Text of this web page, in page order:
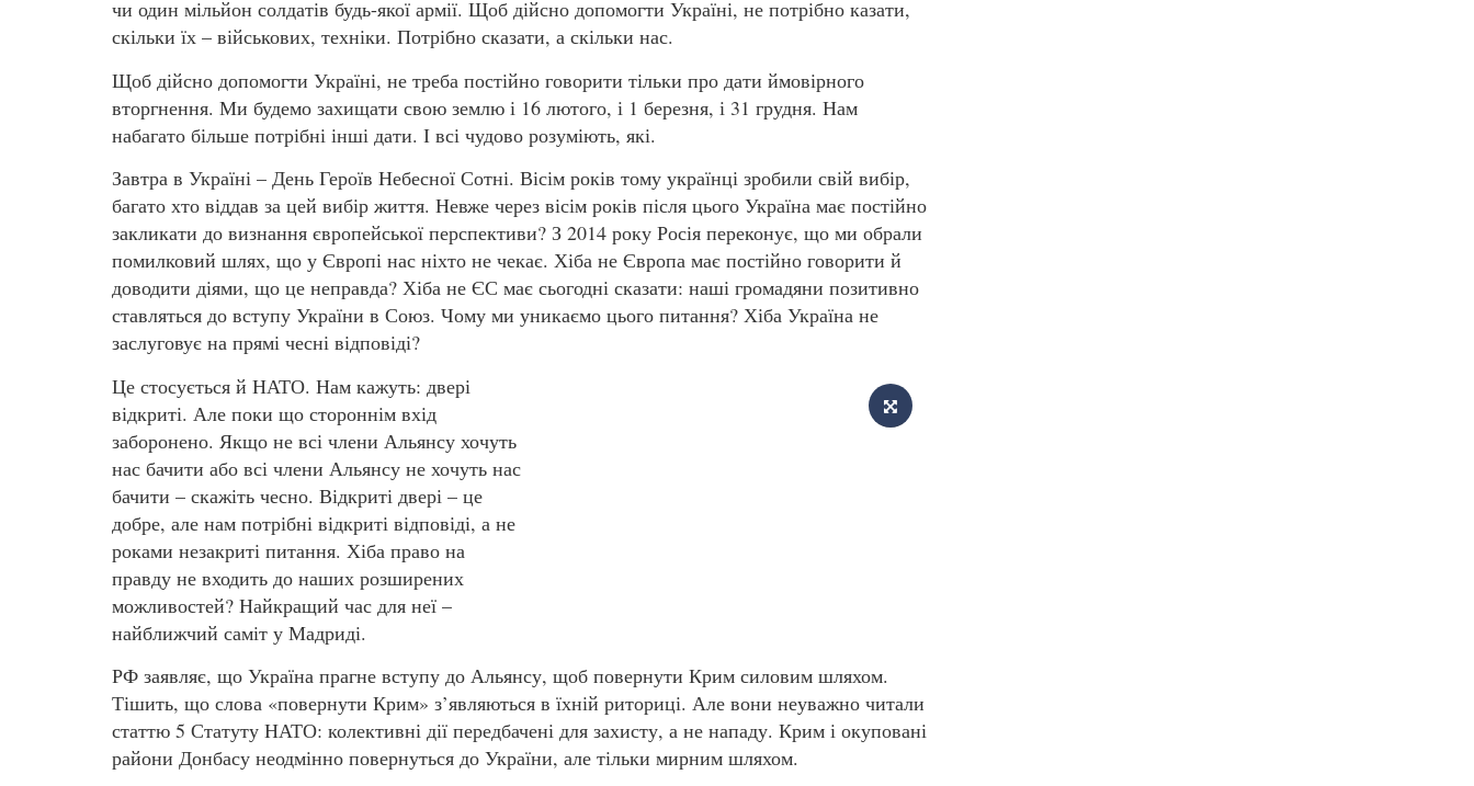
чи один мільйон солдатів будь-якої армії. Щоб дійсно допомогти Україні, не потрібно казати,
скільки їх – військових, техніки. Потрібно сказати, а скільки нас.
Щоб дійсно допомогти Україні, не треба постійно говорити тільки про дати ймовірного
вторгнення. Ми будемо захищати свою землю і 16 лютого, і 1 березня, і 31 грудня. Нам
набагато більше потрібні інші дати. І всі чудово розуміють, які.
Завтра в Україні – День Героїв Небесної Сотні. Вісім років тому українці зробили свій вибір,
багато хто віддав за цей вибір життя. Невже через вісім років після цього Україна має постійно
закликати до визнання європейської перспективи? З 2014 року Росія переконує, що ми обрали
помилковий шлях, що у Європі нас ніхто не чекає. Хіба не Європа має постійно говорити й
доводити діями, що це неправда? Хіба не ЄС має сьогодні сказати: наші громадяни позитивно
ставляться до вступу України в Союз. Чому ми уникаємо цього питання? Хіба Україна не
заслуговує на прямі чесні відповіді?
Це стосується й НАТО. Нам кажуть: двері
відкриті. Але поки що стороннім вхід
заборонено. Якщо не всі члени Альянсу хочуть
нас бачити або всі члени Альянсу не хочуть нас
бачити – скажіть чесно. Відкриті двері – це
добре, але нам потрібні відкриті відповіді, а не
роками незакриті питання. Хіба право на
правду не входить до наших розширених
можливостей? Найкращий час для неї –
найближчий саміт у Мадриді.
РФ заявляє, що Україна прагне вступу до Альянсу, щоб повернути Крим силовим шляхом.
Тішить, що слова «повернути Крим» з’являються в їхній риториці. Але вони неуважно читали
статтю 5 Статуту НАТО: колективні дії передбачені для захисту, а не нападу. Крим і окуповані
райони Донбасу неодмінно повернуться до України, але тільки мирним шляхом.